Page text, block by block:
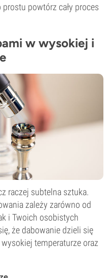
powtórz cały proces
w wysokiej i
raczej subtelna sztuka.
zależy zarówno od
i Twoich osobistych
że dabowanie dzieli się
temperaturze oraz